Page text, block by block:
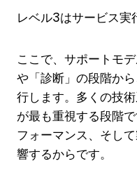
レベル3はサービス実
ここで、サポートモ
や「診断」の段階か
行します。多くの技
が最も重視する段階
フォーマンス、そし
響するからです。